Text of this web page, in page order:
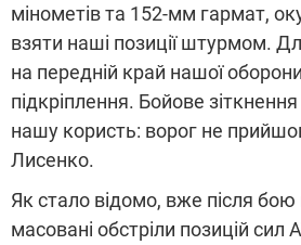
мінометів та 152-мм гармат,
взяти наші позиції штурмом.
на передній край нашої
підкріплення. Бойове
нашу користь: ворог не
Лисенко.
Як стало відомо, вже після
масовані обстріли позицій сил